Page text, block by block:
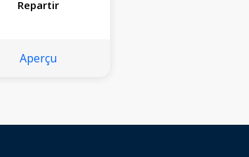
Repartir
Aperçu